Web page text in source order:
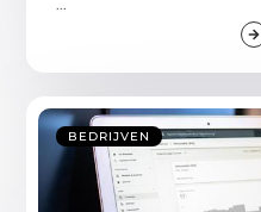
BEDRIJVEN